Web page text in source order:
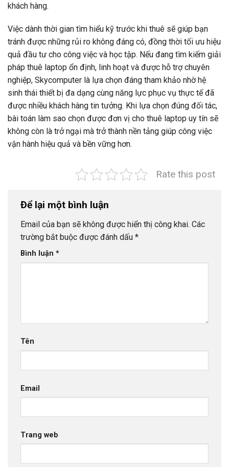
khách hàng.
Việc dành thời gian tìm hiểu kỹ trước khi thuê sẽ giúp bạn
tránh được những rủi ro không đáng có, đồng thời tối ưu hiệu
quả đầu tư cho công việc và học tập. Nếu đang tìm kiếm giải
pháp thuê laptop ổn định, linh hoạt và được hỗ trợ chuyên
nghiệp, Skycomputer là lựa chọn đáng tham khảo nhờ hệ
sinh thái thiết bị đa dạng cùng năng lực phục vụ thực tế đã
được nhiều khách hàng tin tưởng. Khi lựa chọn đúng đối tác,
bài toán làm sao chọn được đơn vị cho thuê laptop uy tín sẽ
không còn là trở ngại mà trở thành nền tảng giúp công việc
vận hành hiệu quả và bền vững hơn.
Rate this post
Để lại một bình luận
Email của bạn sẽ không được hiển thị công khai. Các
trường bắt buộc được đánh dấu *
Bình luận *
Tên
Email
Trang web